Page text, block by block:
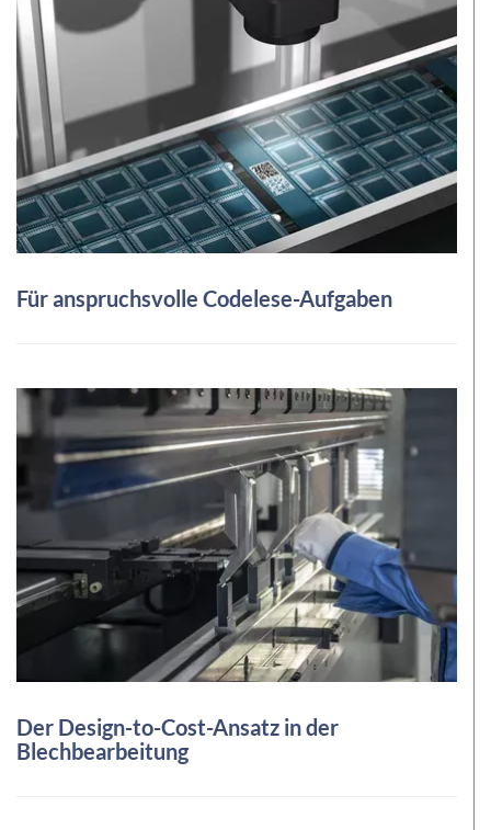
Für anspruchsvolle Codelese-Aufgaben
Der Design-to-Cost-Ansatz in der
Blechbearbeitung